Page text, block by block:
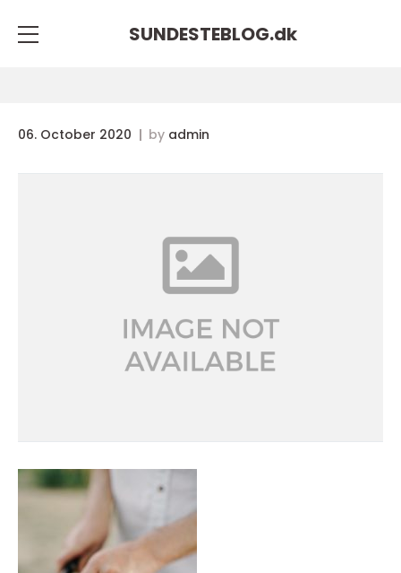
SUNDESTEBLOG.dk
06. October 2020 by admin